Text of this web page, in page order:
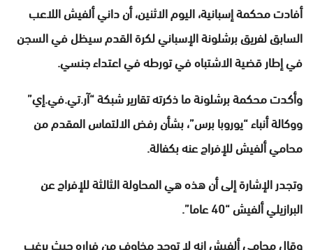
أفادت محكمة إسبانية، اليوم الاثنين، أن داني ألفيش اللاعب
السابق لفريق برشلونة الإسباني لكرة القدم سيظل في السجن
في إطار قضية الاشتباه في تورطه في اعتداء جنسي.
وأكدت محكمة برشلونة ما ذكرته تقارير شبكة “آر.تي.في.إي”
ووكالة أنباء “يوروبا برس”، بشأن رفض الالتماس المقدم من
محامي ألفيش للإفراج عنه بكفالة.
وتجدر الإشارة إلى أن هذه هي المحاولة الثالثة للإفراج عن
البرازيلي ألفيش “40 عاما”.
وقال محامي ألفيش إنه لا توجد مخاوف من فراره حيث يرغب